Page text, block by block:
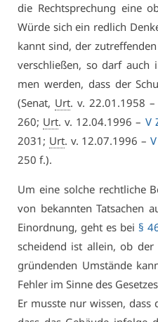
die Recht­spre­chung ei­ne
Wür­de sich ein red­lich
kannt sind, der
ver­schlie­ßen, so darf
men wer­den, dass der
(Se­nat, Urt. v. 22.01.1958 –
260; Urt. v. 12.04.1996 – V
2031; Urt. v. 12.07.1996 –
250 f.).
Um ei­ne sol­che recht­li­che
von be­kann­ten Tat­sa­chen
Ein­ord­nung, geht es bei §
schei­dend ist al­lein, ob
grün­den­den Um­stän­de
Feh­ler im Sin­ne des
Er muss­te nur wis­sen, dass